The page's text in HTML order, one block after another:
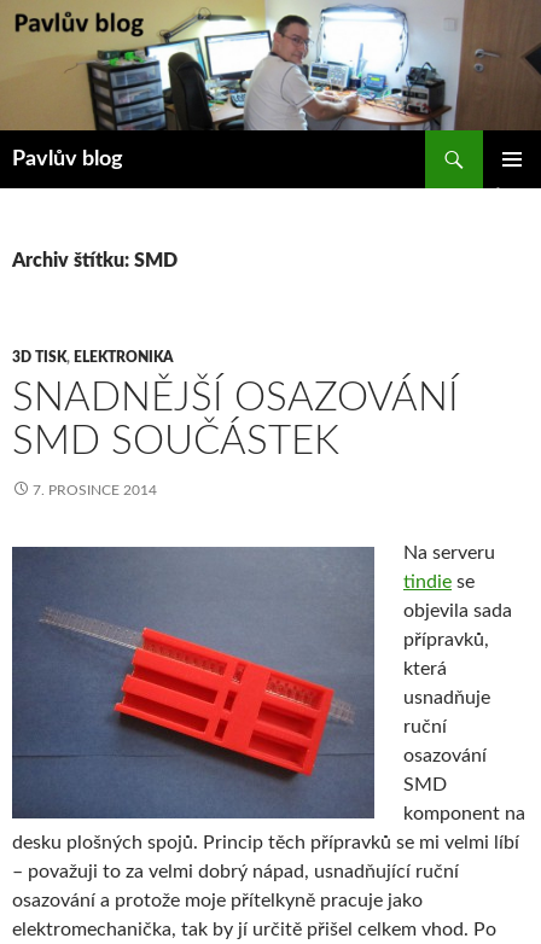
Přejít
Pavlův blog
Archiv štítku: SMD
3D TISK, ELEKTRONIKA
SNADNĚJŠÍ OSAZOVÁNÍ
SMD SOUČÁSTEK
7. PROSINCE 2014
Na serveru
tindie se
objevila sada
přípravků,
která
usnadňuje
ruční
osazování
SMD
komponent na
desku plošných spojů. Princip těch přípravků se mi velmi líbí
– považuji to za velmi dobrý nápad, usnadňující ruční
osazování a protože moje přítelkyně pracuje jako
elektromechanička, tak by jí určitě přišel celkem vhod. Po